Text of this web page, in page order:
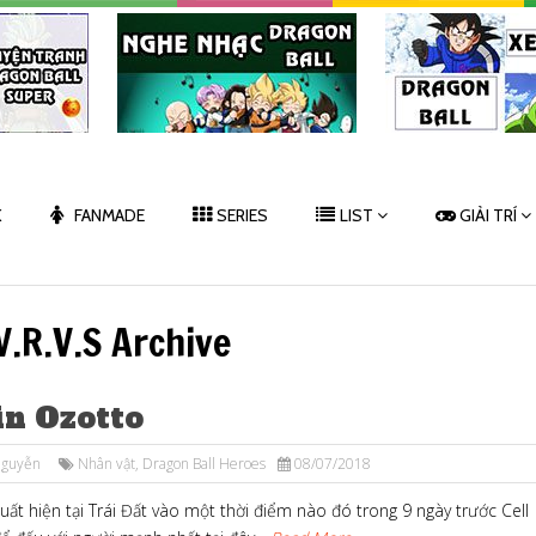
FANMADE SERIES LIST GIẢI TRÍ
Archive
Ozotto
Nhân vật, Dragon Ball Heroes 08/07/2018
hiện tại Trái Đất vào một thời điểm nào đó trong 9 ngày trước Cell